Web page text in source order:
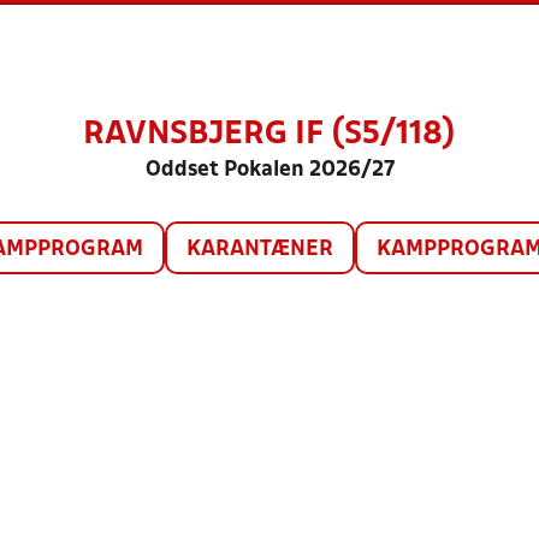
RAVNSBJERG IF (S5/118)
Oddset Pokalen 2026/27
KARANTÆNER